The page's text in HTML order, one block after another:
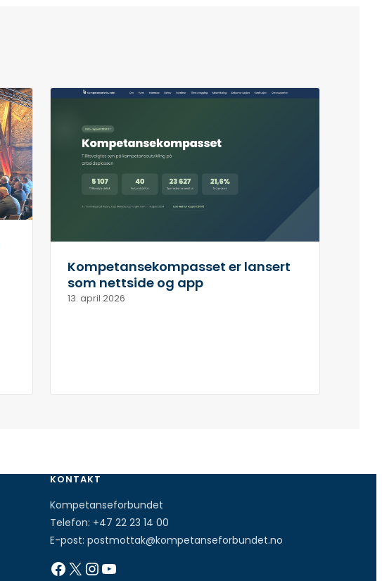
Kompetansekompasset er lansert
som nettside og app
13. april 2026
KONTAKT
Kompetanseforbundet
Telefon: +47 22 23 14 00
E-post: postmottak@kompetanseforbundet.no
Facebook X InstagramYouTube